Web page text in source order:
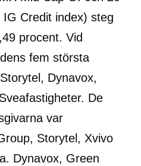
Credit index) steg
procent. Vid
fem största
Dynavox,
De
var
Storytel, Xvivo
Dynavox, Green